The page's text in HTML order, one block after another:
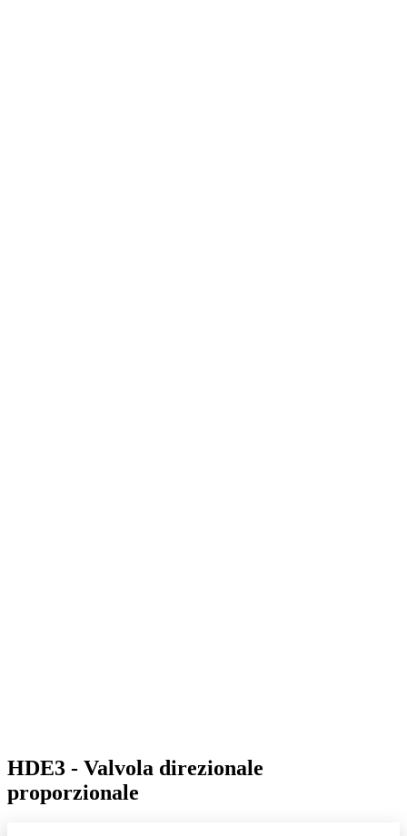
HDE3 - Valvola direzionale
proporzionale